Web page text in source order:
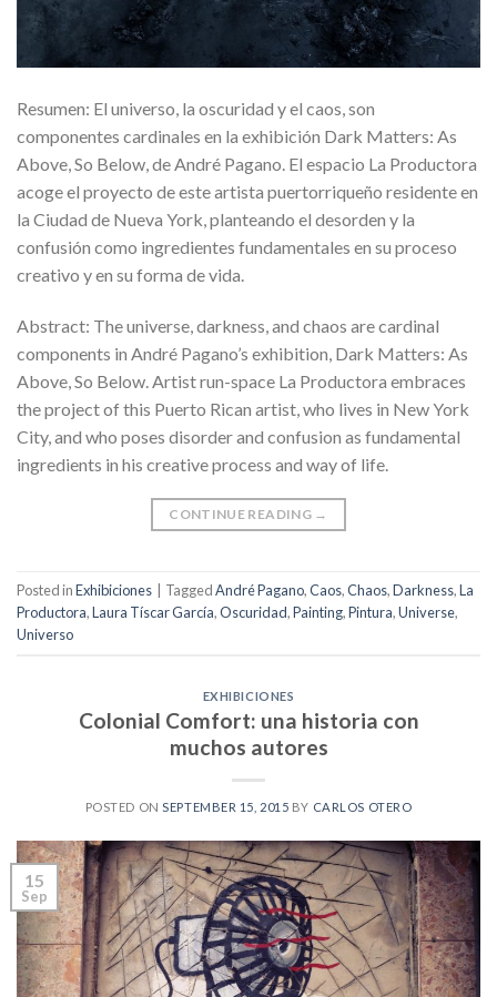
Resumen: El universo, la oscuridad y el caos, son
componentes cardinales en la exhibición Dark Matters: As
Above, So Below, de André Pagano. El espacio La Productora
acoge el proyecto de este artista puertorriqueño residente en
la Ciudad de Nueva York, planteando el desorden y la
confusión como ingredientes fundamentales en su proceso
creativo y en su forma de vida.
Abstract: The universe, darkness, and chaos are cardinal
components in André Pagano’s exhibition, Dark Matters: As
Above, So Below. Artist run-space La Productora embraces
the project of this Puerto Rican artist, who lives in New York
City, and who poses disorder and confusion as fundamental
ingredients in his creative process and way of life.
CONTINUE READING →
Posted inExhibiciones TaggedAndré Pagano,Caos,Chaos,Darkness,La
Productora,Laura Tíscar García,Oscuridad,Painting,Pintura,Universe,
Universo
EXHIBICIONES
Colonial Comfort: una historia con
muchos autores
POSTED ONSEPTEMBER 15, 2015 BY CARLOS OTERO
15
Sep